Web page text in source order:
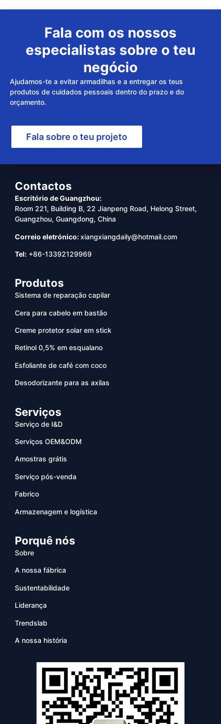
Fala com os nossos
especialistas sobre o teu
negócio
Ajudamos-te a evitar armadilhas e a entregar os teus
produtos de cuidados pessoais dentro do prazo e do
orçamento.
Fala sobre o teu projeto
Contactos
Escritório de Guangzhou:
Room 221, Building B, 22 Jianpeng Road, Helong Street,
Guangzhou, Guangdong, China
Correio eletrónico:xiangxiangdaily@hotmail.com
Tel: +86-13392129969
Produtos
Sistema de reparação capilar
Cera para cabelo em bastão
Creme protetor solar em stick
Retinol 0,5% em esqualano
Esfoliante de café com coco
Desodorizante para as axilas
Serviços
Serviço de I&D
Serviços OEM&ODM
Amostras grátis
Serviço pós-venda
Fabrico
Armazenagem e logística
Porquê nós
Sobre
A nossa fábrica
Sustentabilidade
Liderança
Trendslab
A nossa história